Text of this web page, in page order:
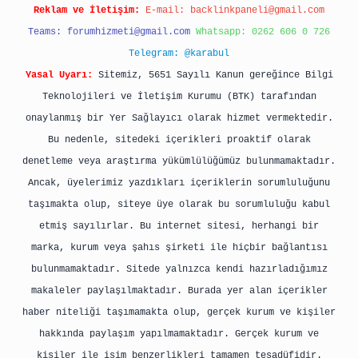
Reklam ve İletişim: E-mail: backlinkpaneli@gmail.com
Teams: forumhizmeti@gmail.com Whatsapp: 0262 606 0 726
Telegram: @karabul
Yasal Uyarı:
Sitemiz, 5651 Sayılı Kanun gereğince Bilgi
Teknolojileri ve İletişim Kurumu (BTK) tarafından
onaylanmış bir Yer Sağlayıcı olarak hizmet vermektedir.
Bu nedenle, sitedeki içerikleri proaktif olarak
denetleme veya araştırma yükümlülüğümüz bulunmamaktadır.
Ancak, üyelerimiz yazdıkları içeriklerin sorumluluğunu
taşımakta olup, siteye üye olarak bu sorumluluğu kabul
etmiş sayılırlar. Bu internet sitesi, herhangi bir
marka, kurum veya şahıs şirketi ile hiçbir bağlantısı
bulunmamaktadır. Sitede yalnızca kendi hazırladığımız
makaleler paylaşılmaktadır. Burada yer alan içerikler
haber niteliği taşımamakta olup, gerçek kurum ve kişiler
hakkında paylaşım yapılmamaktadır. Gerçek kurum ve
kişiler ile isim benzerlikleri tamamen tesadüfidir.